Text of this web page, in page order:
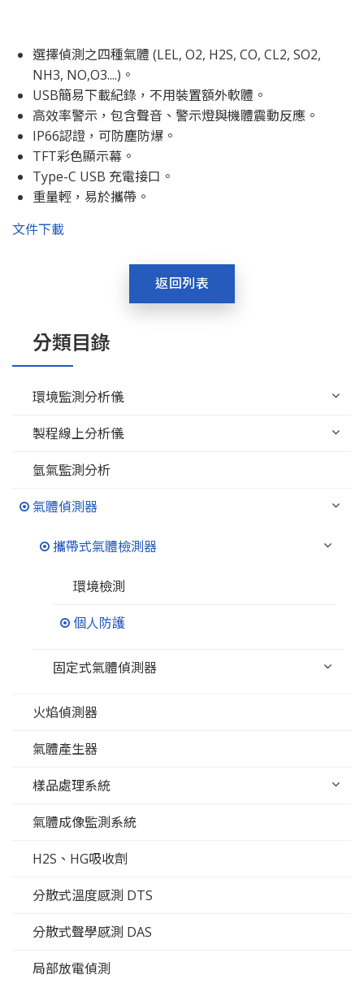
選擇偵測之四種氣體 (LEL, O2, H2S, CO, CL2, SO2,
NH3, NO,O3....)。
USB簡易下載紀錄，不用裝置額外軟體。
高效率警示，包含聲音、警示燈與機體震動反應。
IP66認證，可防塵防爆。
TFT彩色顯示幕。
Type-C USB 充電接口。
重量輕，易於攜帶。
文件下載
返回列表
分類目錄
環境監測分析儀
製程線上分析儀
氫氣監測分析
氣體偵測器
攜帶式氣體檢測器
環境檢測
個人防護
固定式氣體偵測器
火焰偵測器
氣體產生器
樣品處理系統
氣體成像監測系統
H2S、HG吸收劑
分散式溫度感測 DTS
分散式聲學感測 DAS
局部放電偵測